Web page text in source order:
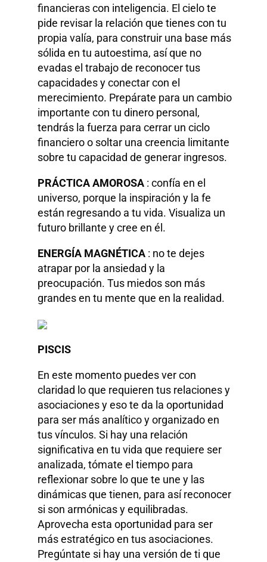
financieras con inteligencia. El cielo te
pide revisar la relación que tienes con tu
propia valía, para construir una base más
sólida en tu autoestima, así que no
evadas el trabajo de reconocer tus
capacidades y conectar con el
merecimiento. Prepárate para un cambio
importante con tu dinero personal,
tendrás la fuerza para cerrar un ciclo
financiero o soltar una creencia limitante
sobre tu capacidad de generar ingresos.
PRÁCTICA AMOROSA : confía en el
universo, porque la inspiración y la fe
están regresando a tu vida. Visualiza un
futuro brillante y cree en él.
ENERGÍA MAGNÉTICA : no te dejes
atrapar por la ansiedad y la
preocupación. Tus miedos son más
grandes en tu mente que en la realidad.
PISCIS
En este momento puedes ver con
claridad lo que requieren tus relaciones y
asociaciones y eso te da la oportunidad
para ser más analítico y organizado en
tus vínculos. Si hay una relación
significativa en tu vida que requiere ser
analizada, tómate el tiempo para
reflexionar sobre lo que te une y las
dinámicas que tienen, para así reconocer
si son armónicas y equilibradas.
Aprovecha esta oportunidad para ser
más estratégico en tus asociaciones.
Pregúntate si hay una versión de ti que